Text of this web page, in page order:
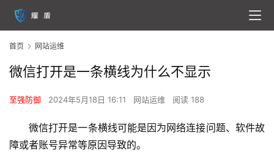
首页 网站运维
微信打开是一条横线为什么不显示
至强防御 2024年5月18日 16:11 网站运维 阅读 188
微信打开是一条横线可能是因为网络连接问题、软件故
障或者账号异常等原因导致的。